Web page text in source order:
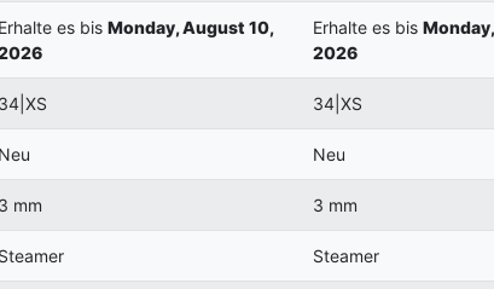
Erhalte es bis Monday, August 10,
Erhalte es bis
2026
34|XS 34|XS
Neu Neu
3 mm 3 mm
Steamer Steamer